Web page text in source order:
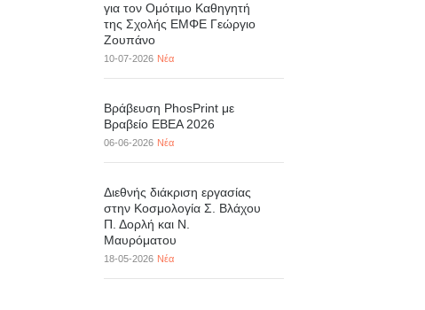
για τον Ομότιμο Καθηγητή
της Σχολής ΕΜΦΕ Γεώργιο
Ζουπάνο
10-07-2026 Νέα
Βράβευση PhosPrint με
Βραβείο ΕΒΕΑ 2026
06-06-2026 Νέα
Διεθνής διάκριση εργασίας
στην Κοσμολογία Σ. Βλάχου
Π. Δορλή και Ν.
Μαυρόματου
18-05-2026 Νέα